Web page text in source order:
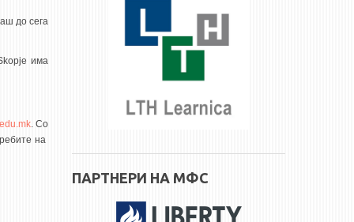
до сега
има
. Со
на
ПАРТНЕРИ НА МФС